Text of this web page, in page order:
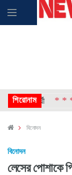
শিরোনাম
শিক্ষার্থী * * * *
বিনোদন
বিনোদন
লেসের পোশাকে